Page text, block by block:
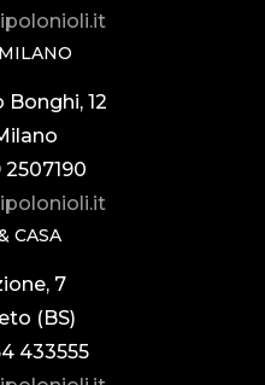
Bonghi, 12
2507190
CASA
7
(BS)
433555